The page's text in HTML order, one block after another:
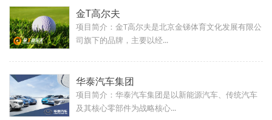
金T高尔夫
项目简介：金T高尔夫是北京金锑体育文化发展有限公
司旗下的品牌，主要以经...
华泰汽车集团
项目简介：华泰汽车集团是以新能源汽车、传统汽车
及其核心零部件为战略核心...